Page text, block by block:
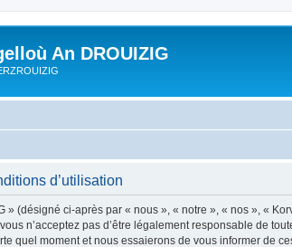
An DROUIZIG
d’utilisation
» (désigné ci-après par « nous », « notre », « nos », «
n’acceptez pas d’être légalement responsable de
quel moment et nous essaierons de vous informer de